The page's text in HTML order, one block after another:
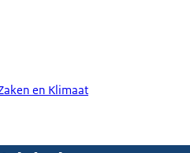
en Klimaat